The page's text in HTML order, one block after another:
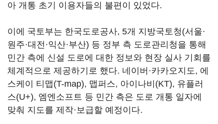
아 개통 초기 이용자들의 불편이 있었다.
이에 국토부는 한국도로공사, 5개 지방국토청(서울·
원주·대전·익산·부산) 등 정부 측 도로관리청을 통해
민간 측에 신설 도로에 대한 정보와 현장 실사 기회를
체계적으로 제공하기로 했다. 네이버·카카오지도, 에
스케이 티맵(T-map), 맵퍼스, 아이나비(KT), 유플러
스(U+), 엠엔소프트 등 민간 측은 도로 개통 일자에
맞춰 지도를 제작·보급할 예정이다.